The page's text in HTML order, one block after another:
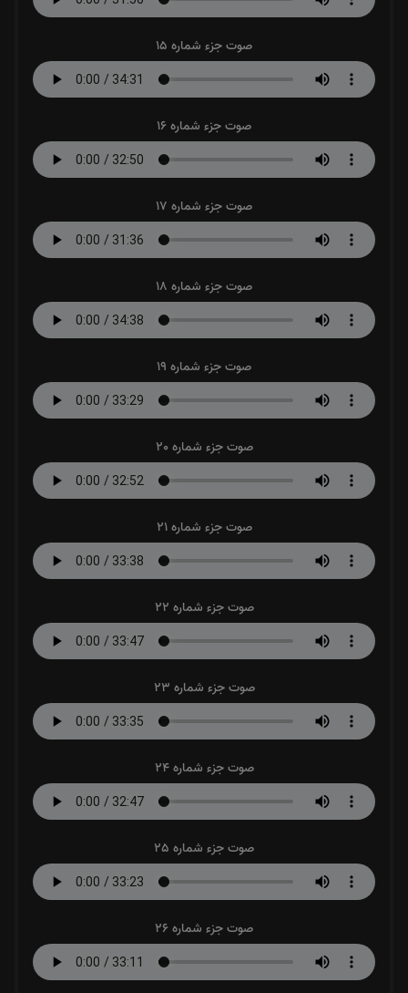
صوت جزء شماره 15
صوت جزء شماره 16
صوت جزء شماره 17
صوت جزء شماره 18
صوت جزء شماره 19
صوت جزء شماره 20
صوت جزء شماره 21
صوت جزء شماره 22
صوت جزء شماره 23
صوت جزء شماره 24
صوت جزء شماره 25
صوت جزء شماره 26